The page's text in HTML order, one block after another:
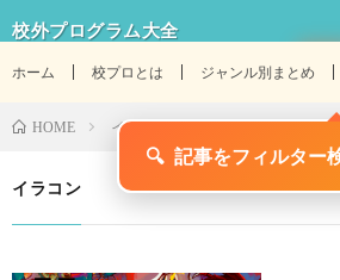
校外プログラム大全
ホーム 校プロとは ジャンル別まとめ
HOME イラコン
イラコン
🔍 記事をフィルター